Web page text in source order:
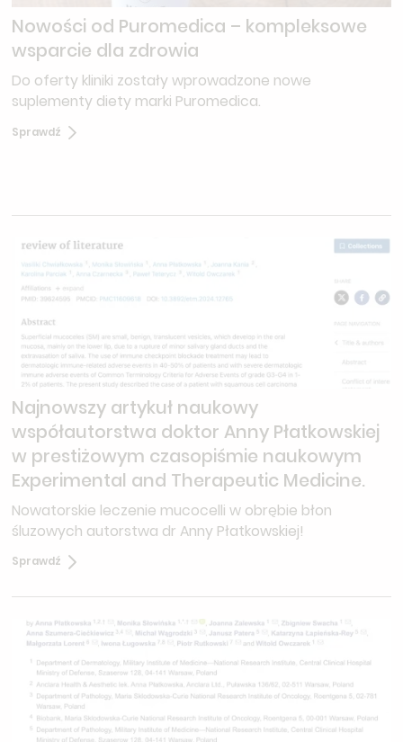
Nowości od Puromedica – kompleksowe
wsparcie dla zdrowia
Do oferty kliniki zostały wprowadzone nowe
suplementy diety marki Puromedica.
Sprawdź
Najnowszy artykuł naukowy
współautorstwa doktor Anny Płatkowskiej
w prestiżowym czasopiśmie naukowym
Experimental and Therapeutic Medicine.
Nowatorskie leczenie mucocelli w obrębie błon
śluzowych autorstwa dr Anny Płatkowskiej!
Sprawdź